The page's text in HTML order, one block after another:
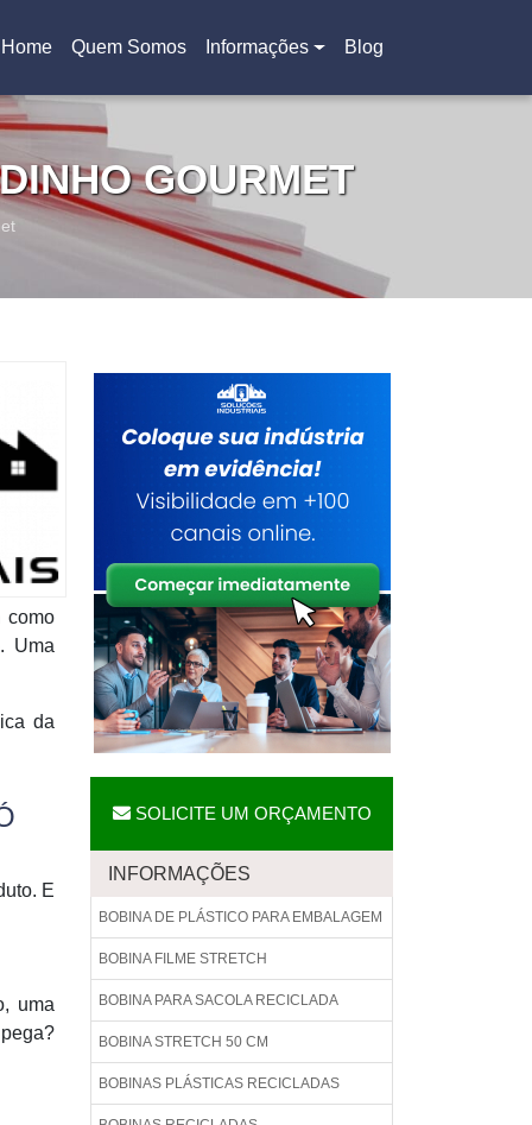
Home
(current)
Quem Somos Informações Blog
GOURMET
como
Uma
da
E
uma
SOLICITE UM ORÇAMENTO
INFORMAÇÕES
BOBINA DE PLÁSTICO PARA EMBALAGEM
BOBINA FILME STRETCH
BOBINA PARA SACOLA RECICLADA
BOBINA STRETCH 50 CM
BOBINAS PLÁSTICAS RECICLADAS